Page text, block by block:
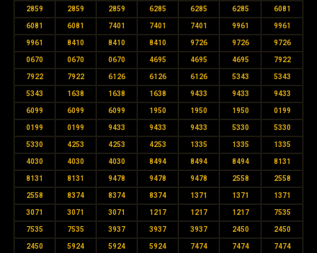
2859 2859 2859 6285 6285 6285 6081
6081 6081 7401 7401 7401 9961 9961
9961 8410 8410 8410 9726 9726 9726
0670 0670 0670 4695 4695 4695 7922
7922 7922 6126 6126 6126 5343 5343
5343 1638 1638 1638 9433 9433 9433
6099 6099 6099 1950 1950 1950 0199
0199 0199 9433 9433 9433 5330 5330
5330 4253 4253 4253 1335 1335 1335
4030 4030 4030 8494 8494 8494 8131
8131 8131 9478 9478 9478 2558 2558
2558 8374 8374 8374 1371 1371 1371
3071 3071 3071 1217 1217 1217 7535
7535 7535 3937 3937 3937 2450 2450
2450 5924 5924 5924 7474 7474 7474